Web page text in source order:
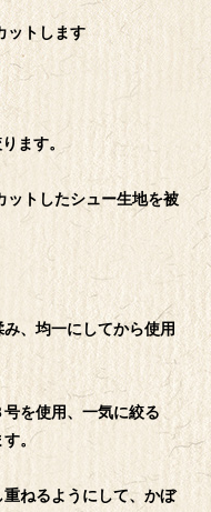
ットします
ます。
ットしたシュー生地を被
、均一にしてから使用
を使用、一気に絞る
す。
ねるようにして、かぼ